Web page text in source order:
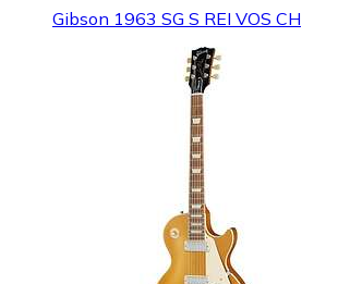
Gibson 1963 SG S REI VOS CH